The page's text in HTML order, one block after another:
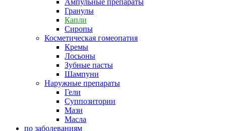
Ампульные препараты
Гранулы
Капли
Сиропы
Косметическая гомеопатия
Кремы
Лосьоны
Зубные пасты
Шампуни
Наружные препараты
Гели
Суппозитории
Мази
Масла
по заболеваниям